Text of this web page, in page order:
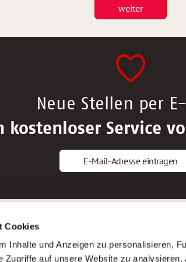
Cookies
Inhalte und Anzeigen zu personalisieren,
Zugriffe auf unsere Website zu analysieren.
weiter
Neue Stellen per
kostenloser Service
E-Mail-Adresse eintragen
Altenpfleger*in
Krankenpfleger*in
AWO